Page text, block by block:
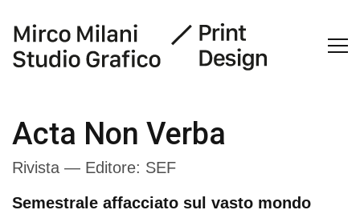
Acta Non Verba
Rivista — Editore: SEF
Semestrale affacciato sul vasto mondo